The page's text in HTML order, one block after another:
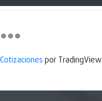
Cotizaciones por TradingView